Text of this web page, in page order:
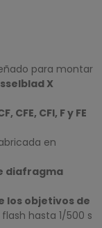
para montar
X
CFE, CFI, F y FE
en
diafragma
los objetivos de
hasta 1/500 s